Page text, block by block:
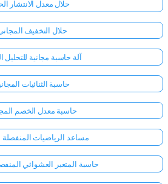
حلال معدل الانتشار
حلال التخفيف
آلة حاسبة مجانية للتحليل
حاسبة الثنائيات
حاسبة معدل الخصم
مساعد الرياضيات المنفصلة
حاسبة المتغير العشوائي